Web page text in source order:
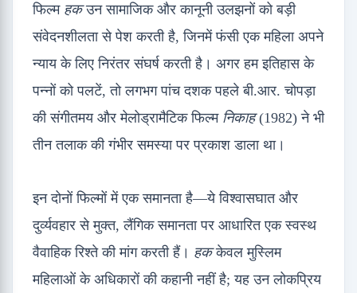
फिल्म हकउन सामाजिक और कानूनी उलझनों को बड़ी
संवेदनशीलता से पेश करती है, जिनमें फंसी एक महिला अपने
न्याय के लिए निरंतर संघर्ष करती है। अगर हम इतिहास के
पन्नों को पलटें, तो लगभग पांच दशक पहले बी.आर. चोपड़ा
की संगीतमय और मेलोड्रामैटिक फिल्म निकाह(1982) ने भी
तीन तलाक की गंभीर समस्या पर प्रकाश डाला था।
इन दोनों फिल्मों में एक समानता है—ये विश्वासघात और
दुर्व्यवहार से मुक्त, लैंगिक समानता पर आधारित एक स्वस्थ
वैवाहिक रिश्ते की मांग करती हैं। हककेवल मुस्लिम
महिलाओं के अधिकारों की कहानी नहीं है; यह उन लोकप्रिय